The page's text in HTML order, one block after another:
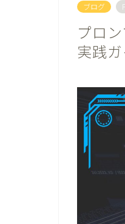
ブログ
プロ
実践